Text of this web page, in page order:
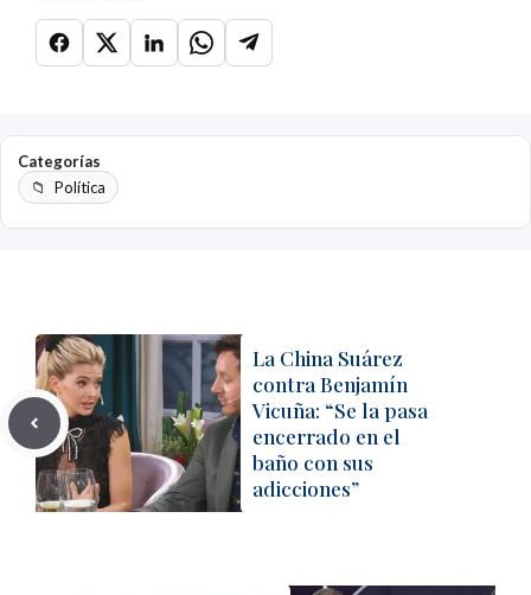
Categorías
Política
La China Suárez
contra Benjamín
Vicuña: “Se la pasa
encerrado en el
baño con sus
adicciones”